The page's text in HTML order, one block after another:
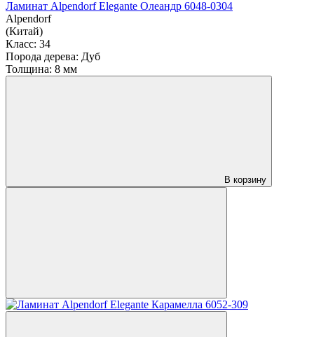
Ламинат Alpendorf Elegante Олеандр 6048-0304
Alpendorf
(Китай)
Класс: 34
Порода дерева: Дуб
Толщина: 8 мм
В корзину